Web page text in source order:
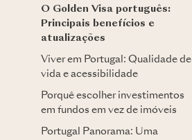
O Golden Visa português:
Principais benefícios e
atualizações
Viver em Portugal: Qualidade de
vida e acessibilidade
Porquê escolher investimentos
em fundos em vez de imóveis
Portugal Panorama: Uma